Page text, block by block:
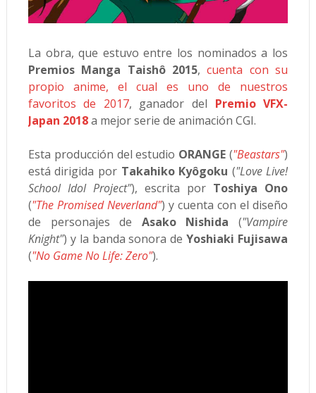
La obra, que estuvo entre los nominados a los
Premios Manga Taishô 2015,cuenta con su
propio anime, el cual es uno de nuestros
favoritos de 2017, ganador del Premio VFX-
Japan 2018a mejor serie de animación CGI.
Esta producción del estudio ORANGE ("Beastars")
está dirigida por Takahiko Kyôgoku ("Love Live!
School Idol Project"), escrita por Toshiya Ono
("The Promised Neverland") y cuenta con el diseño
de personajes de Asako Nishida ("Vampire
Knight") y la banda sonora deYoshiaki Fujisawa
("No Game No Life: Zero").